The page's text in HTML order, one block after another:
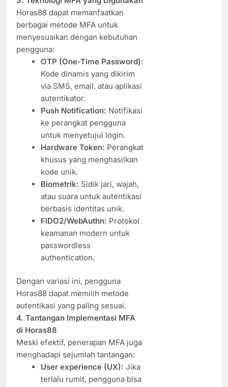
Horas88 dapat memanfaatkan
berbagai metode MFA untuk
menyesuaikan dengan kebutuhan
pengguna:
OTP (One-Time Password):
Kode dinamis yang dikirim
via SMS, email, atau aplikasi
autentikator.
Push Notification: Notifikasi
ke perangkat pengguna
untuk menyetujui login.
Hardware Token: Perangkat
khusus yang menghasilkan
kode unik.
Biometrik: Sidik jari, wajah,
atau suara untuk autentikasi
berbasis identitas unik.
FIDO2/WebAuthn: Protokol
keamanan modern untuk
passwordless
authentication.
Dengan variasi ini, pengguna
Horas88 dapat memilih metode
autentikasi yang paling sesuai.
4. Tantangan Implementasi MFA
di Horas88
Meski efektif, penerapan MFA juga
menghadapi sejumlah tantangan:
User experience (UX): Jika
terlalu rumit, pengguna bisa